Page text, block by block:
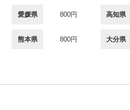
愛媛県 800円 高知県
熊本県 800円 大分県